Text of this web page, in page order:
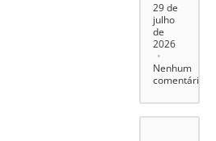
29 de
julho
de
2026
Nenhum
comentário